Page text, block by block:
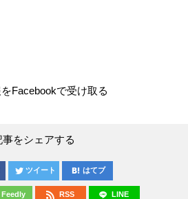
Facebookで受け取る
事をシェアする
ツイート はてブ
Feedly RSS LINE